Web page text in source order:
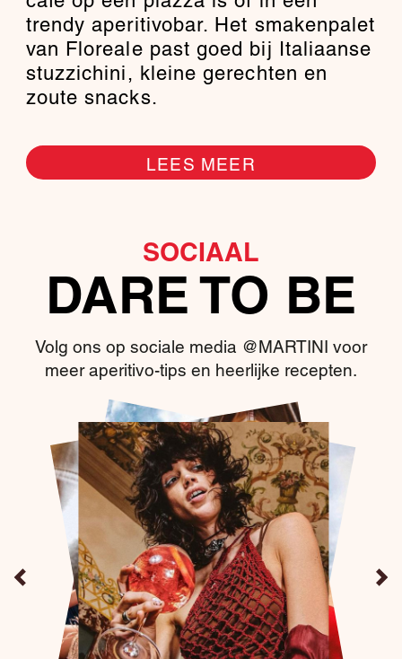
trendy aperitivobar. Het smakenpalet
van Floreale past goed bij Italiaanse
stuzzichini, kleine gerechten en
zoute snacks.
LEES MEER
SOCIAAL
DARE TO BE
Volg ons op sociale media @MARTINI voor
meer aperitivo-tips en heerlijke recepten.